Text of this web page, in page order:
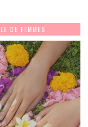
DE FEMMES